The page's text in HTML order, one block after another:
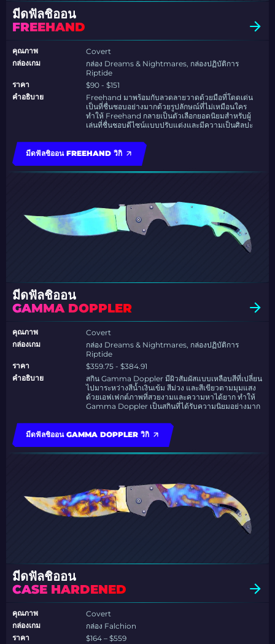
มีดฟัลชิออน
FREEHAND
คุณภาพ
Covert
กล่องเกม
กล่อง Dreams & Nightmares, กล่องปฏิบัติการ
Riptide
ราคา
$90 - $151
คำอธิบาย
Freehand มาพร้อมกับลวดลายวาดด้วยมือที่โดดเด่น
เป็นที่ชื่นชอบอย่างมากด้วยรูปลักษณ์ที่ไม่เหมือนใคร
ทำให้ Freehand กลายเป็นตัวเลือกยอดนิยมสำหรับผู้
เล่นที่ชื่นชอบดีไซน์แบบปรับแต่งและมีความเป็นศิลปะ
มีดฟัลชิออน FREEHAND วิกิ
มีดฟัลชิออน
GAMMA DOPPLER
คุณภาพ
Covert
กล่องเกม
กล่อง Dreams & Nightmares, กล่องปฏิบัติการ
Riptide
ราคา
$359.75 - $384.91
คำอธิบาย
สกิน Gamma Doppler มีผิวสัมผัสแบบเหลือบสีที่เปลี่ยน
ไปมาระหว่างสีน้ำเงินเข้ม สีม่วง และสีเขียวตามมุมแสง
ด้วยเอฟเฟกต์ภาพที่สวยงามและความหาได้ยาก ทำให้
Gamma Doppler เป็นสกินที่ได้รับความนิยมอย่างมาก
มีดฟัลชิออน GAMMA DOPPLER วิกิ
มีดฟัลชิออน
CASE HARDENED
คุณภาพ
Covert
กล่องเกม
กล่อง Falchion
ราคา
$164 – $559